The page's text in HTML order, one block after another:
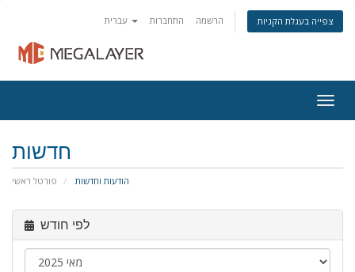
התחברות הרשמה צפייה בעגלת הקניות
חדשות
פורטל ראשי הודעות וחדשות
לפי חודש